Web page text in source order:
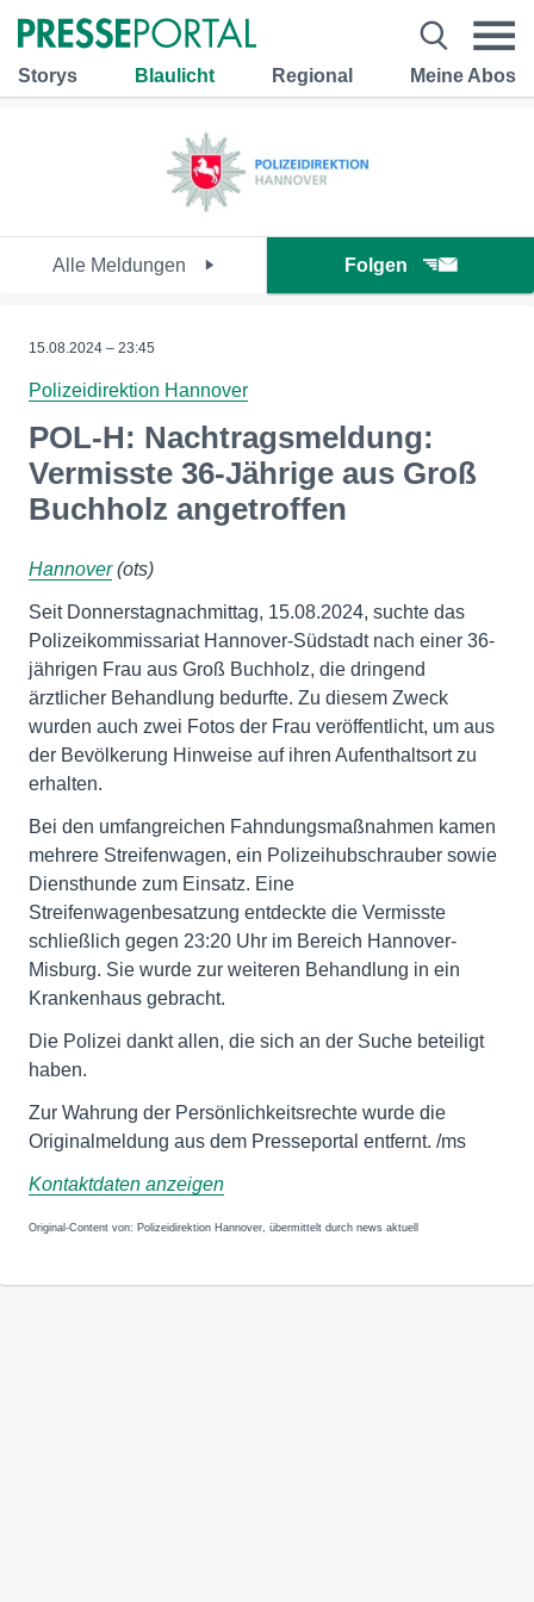
Storys Blaulicht Regional Meine Abos
Alle Meldungen Folgen
15.08.2024 – 23:45
Polizeidirektion Hannover
POL-H: Nachtragsmeldung:
Vermisste 36-Jährige aus Groß
Buchholz angetroffen
Hannover(ots)
Seit Donnerstagnachmittag, 15.08.2024, suchte das
Polizeikommissariat Hannover-Südstadt nach einer 36-
jährigen Frau aus Groß Buchholz, die dringend
ärztlicher Behandlung bedurfte. Zu diesem Zweck
wurden auch zwei Fotos der Frau veröffentlicht, um aus
der Bevölkerung Hinweise auf ihren Aufenthaltsort zu
erhalten.
Bei den umfangreichen Fahndungsmaßnahmen kamen
mehrere Streifenwagen, ein Polizeihubschrauber sowie
Diensthunde zum Einsatz. Eine
Streifenwagenbesatzung entdeckte die Vermisste
schließlich gegen 23:20 Uhr im Bereich Hannover-
Misburg. Sie wurde zur weiteren Behandlung in ein
Krankenhaus gebracht.
Die Polizei dankt allen, die sich an der Suche beteiligt
haben.
Zur Wahrung der Persönlichkeitsrechte wurde die
Originalmeldung aus dem Presseportal entfernt. /ms
Kontaktdaten anzeigen
Original-Content von: Polizeidirektion Hannover, übermittelt durch news aktuell